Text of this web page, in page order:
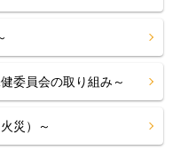
員会の取り組み～
災）～